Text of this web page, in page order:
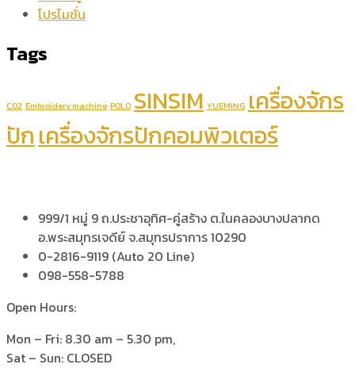
โปรโมชั่น
Tags
CO2 Embroidery machine POLO SINSIM YUEMING เครื่องจักร
ปักเครื่องจักรปักคอมพิวเตอร์
999/1 หมู่ 9 ถ.ประชาอุทิศ-คู่สร้าง ต.ในคลองบางปลากด
อ.พระสมุทรเจดีย์ จ.สมุทรปราการ 10290
0-2816-9119 (Auto 20 Line)
098-558-5788
Open Hours:
Mon – Fri: 8.30 am – 5.30 pm,
Sat – Sun: CLOSED